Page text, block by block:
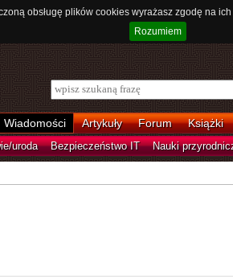
obsługę plików cookies wyrażasz zgodę na
Rozumiem
Wiadomości Artykuły Forum Książki
uroda Bezpieczeństwo IT Nauki